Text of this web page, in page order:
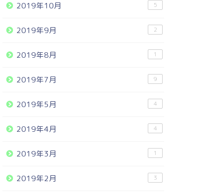
2019年10月 5
2019年9月 2
2019年8月 1
2019年7月 9
2019年5月 4
2019年4月 4
2019年3月 1
2019年2月 3